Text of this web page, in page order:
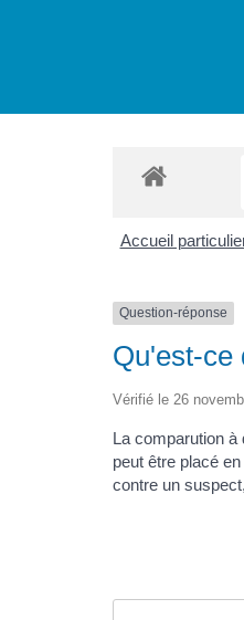
Accueil
Question-réponse
Qu'est-ce
Vérifié le 26
La comparution à
peut être placé en
contre un